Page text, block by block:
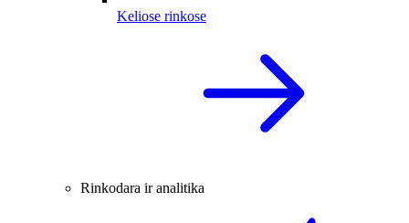
Keliose rinkose
Rinkodara ir analitika